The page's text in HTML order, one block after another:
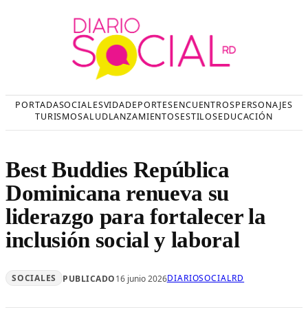
PORTADASOCIALESVIDADEPORTESENCUENTROSPERSONAJES
TURISMOSALUDLANZAMIENTOSESTILOSEDUCACIÓN
Best Buddies República
Dominicana renueva su
liderazgo para fortalecer la
inclusión social y laboral
SOCIALES PUBLICADO16 junio 2026DIARIOSOCIALRD